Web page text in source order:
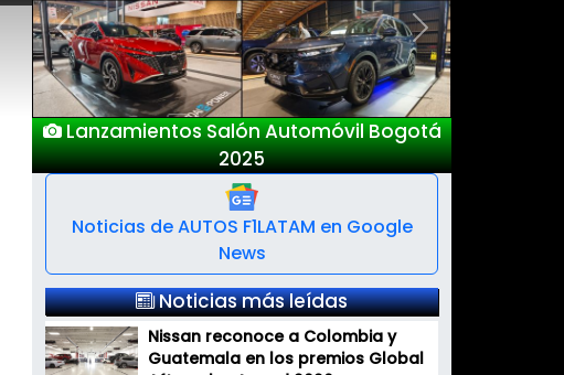
Lanzamientos Salón Automóvil Bogotá
2025
Previous Next
Noticias de AUTOS F1LATAM en Google
News
Noticias más leídas
Nissan reconoce a Colombia y
Guatemala en los premios Global